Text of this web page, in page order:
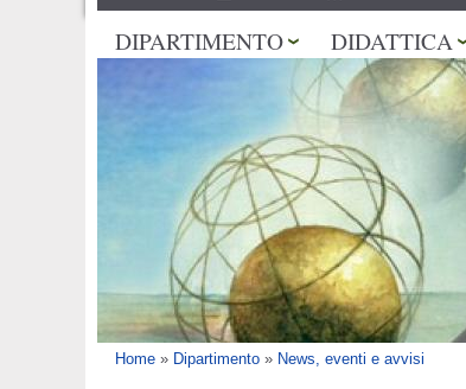
DIPARTIMENTO DIDATTICA
Tu sei qui
Home » Dipartimento » News, eventi e avvisi